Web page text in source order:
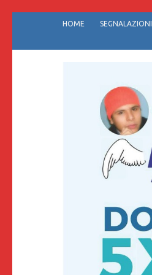
contenuto
HOME SEGNALAZIONI